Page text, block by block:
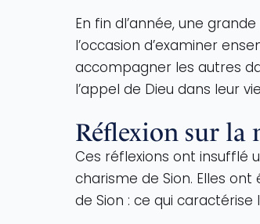
En fin dl’année, une
l’occasion d’examiner
accompagner les autres
l’appel de Dieu dans leur
Réflexion sur la
Ces réflexions ont insufflé
charisme de Sion. Elles
de Sion : ce qui